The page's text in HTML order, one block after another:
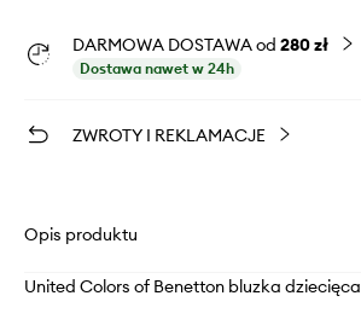
DARMOWA DOSTAWA od 280 zł
Dostawa nawet w 24h
ZWROTY I REKLAMACJE
Opis produktu
United Colors of Benetton bluzka dziecięca